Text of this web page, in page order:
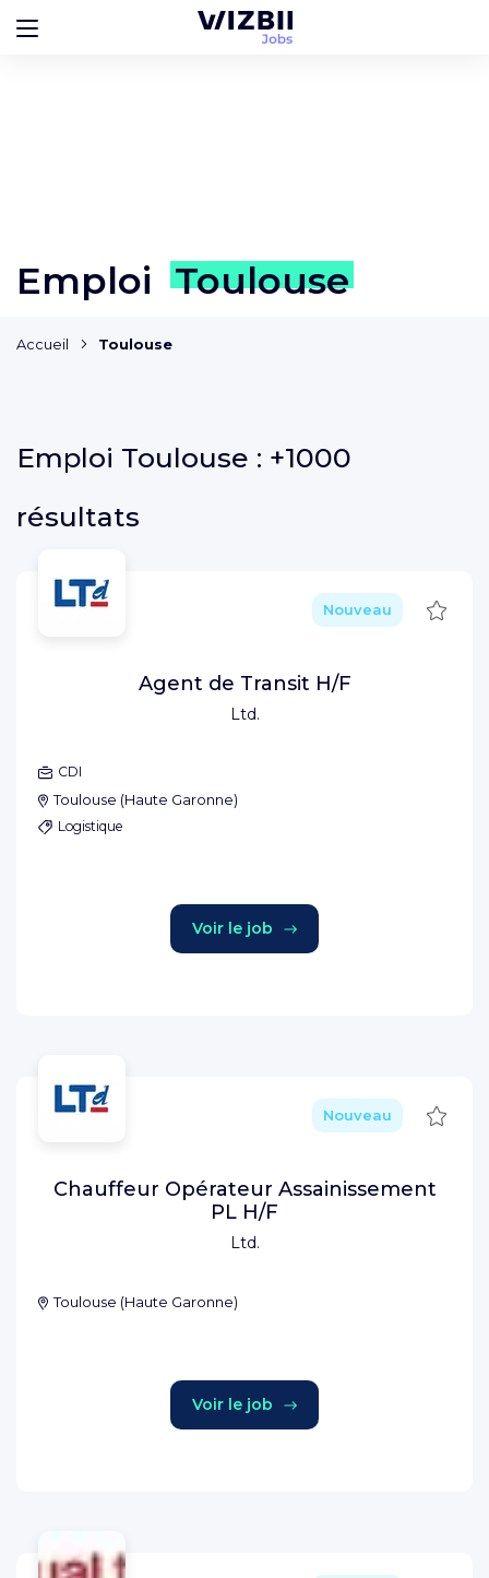
Emploi Toulouse
Accueil Toulouse
Emploi Toulouse : +1000
résultats
Ltd.
Nouveau
Agent de Transit H/F
CDI
Toulouse (Haute Garonne)
Logistique
Voir le job
Ltd.
Nouveau
Chauffeur Opérateur Assainissement
PL H/F
Toulouse (Haute Garonne)
Voir le job